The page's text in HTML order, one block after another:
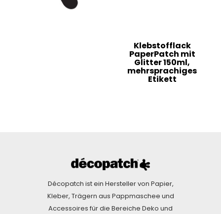
Klebstofflack
PaperPatch mit
Glitter 150ml,
mehrsprachiges
Etikett
Décopatch ist ein Hersteller von Papier,
Kleber, Trägern aus Pappmaschee und
Accessoires für die Bereiche Deko und